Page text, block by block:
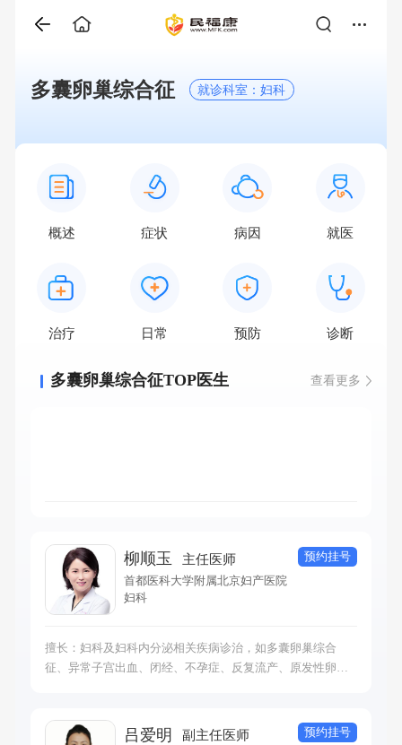
多囊卵巢综合征 就诊科室：妇科
概述 症状 病因 就医
治疗 日常 预防 诊断
多囊卵巢综合征TOP医生 查看更多
柳顺玉 主任医师
首都医科大学附属北京妇产医院
妇科
预约挂号
擅长：妇科及妇科内分泌相关疾病诊治，如多囊卵巢综合
征、异常子宫出血、闭经、不孕症、反复流产、原发性卵巢
吕爱明 副主任医师 预约挂号